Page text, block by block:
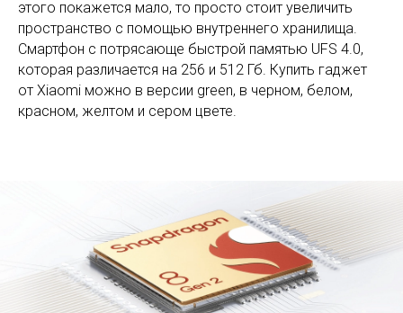
этого покажется мало, то просто стоит увеличить
пространство с помощью внутреннего хранилища.
Смартфон с потрясающе быстрой памятью UFS 4.0,
которая различается на 256 и 512 Гб. Купить гаджет
от Xiaomi можно в версии green, в черном, белом,
красном, желтом и сером цвете.